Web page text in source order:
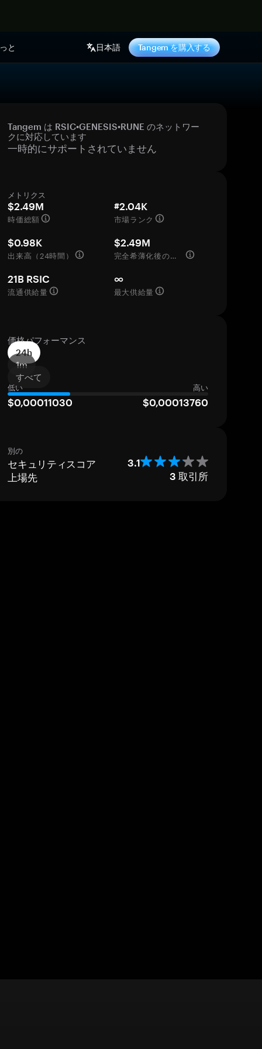
と 日本語 Tangem を購入する
Tangem は RSIC•GENESIS•RUNE のネットワー
クに対応しています
一時的にサポートされていません
メトリクス
$2.49M
時価総額
#2.04K
市場ランク
$0.98K
出来高（24時間）
$2.49M
完全希薄化後の評価額
21B RSIC
流通供給量
∞
最大供給量
価格パフォーマンス
24h
1m
すべて
低い 高い
$0,00011030 $0,00013760
別の
セキュリティスコア 3.1
上場先 3 取引所